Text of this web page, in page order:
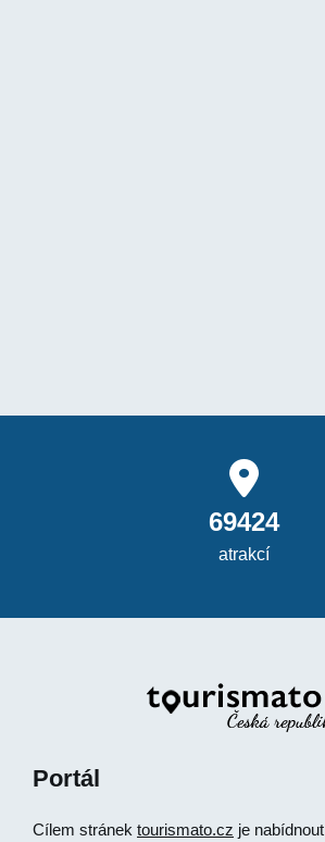
69424
atrakcí
Portál
Cílem stránek tourismato.cz je nabídnout